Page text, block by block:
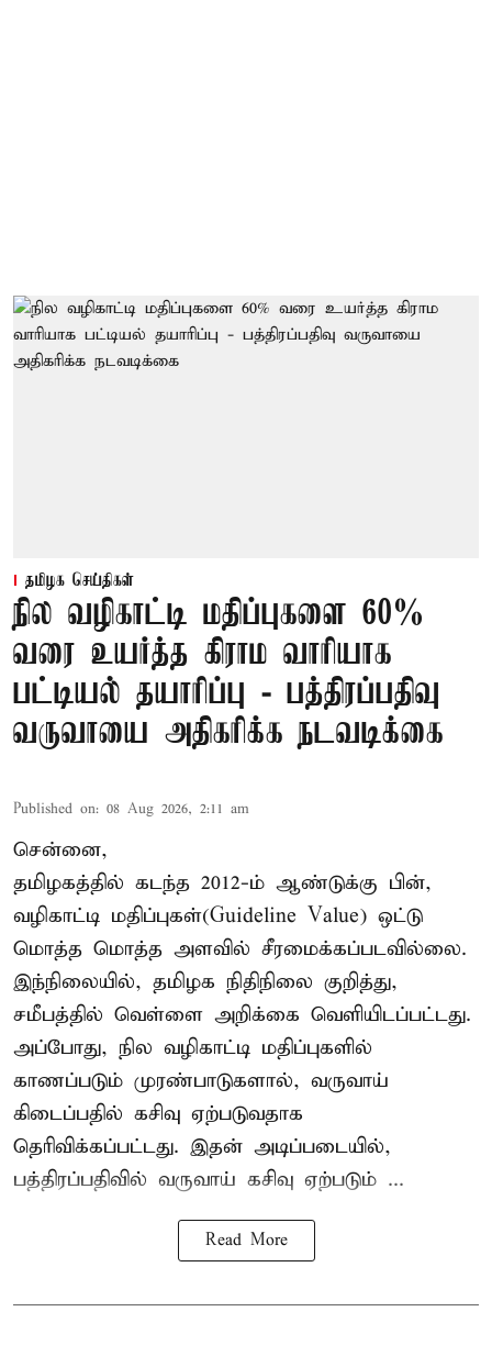
தமிழக செய்திகள்
நில வழிகாட்டி மதிப்புகளை 60%
வரை உயர்த்த கிராம வாரியாக
பட்டியல் தயாரிப்பு - பத்திரப்பதிவு
வருவாயை அதிகரிக்க நடவடிக்கை
Published on: 08 Aug 2026, 2:11 am
சென்னை,
தமிழகத்தில் கடந்த 2012-ம் ஆண்டுக்கு பின்,
வழிகாட்டி மதிப்புகள்(Guideline Value) ஒட்டு
மொத்த மொத்த அளவில் சீரமைக்கப்படவில்லை.
இந்நிலையில், தமிழக நிதிநிலை குறித்து,
சமீபத்தில் வெள்ளை அறிக்கை வெளியிடப்பட்டது.
அப்போது, நில வழிகாட்டி மதிப்புகளில்
காணப்படும் முரண்பாடுகளால், வருவாய்
கிடைப்பதில் கசிவு ஏற்படுவதாக
தெரிவிக்கப்பட்டது. இதன் அடிப்படையில்,
பத்திரப்பதிவில் வருவாய் கசிவு ஏற்படும் ...
Read More